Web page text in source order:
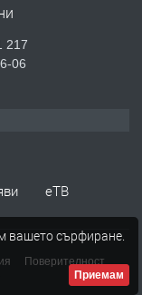
продажба в
гледка към
преди 2 години
217
06
еТВ
Поверителност
вашето сърфиране.
Приемам